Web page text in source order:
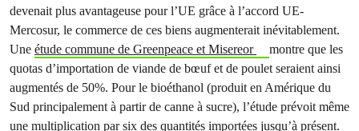
devenait plus avantageuse pour l’UE grâce à l’accord UE-
Mercosur, le commerce de ces biens augmenterait inévitablement.
Une étude commune de Greenpeace et Misereor
montre que les
quotas d’importation de viande de bœuf et de poulet seraient ainsi
augmentés de 50%. Pour le bioéthanol (produit en Amérique du
Sud principalement à partir de canne à sucre), l’étude prévoit même
une multiplication par six des quantités importées jusqu’à présent.